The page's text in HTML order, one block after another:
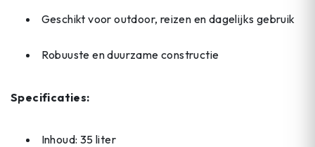
Geschikt voor outdoor, reizen en dagelijks gebruik
Robuuste en duurzame constructie
Specificaties:
Inhoud: 35 liter